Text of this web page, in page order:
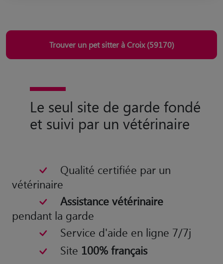
Trouver un pet sitter à Croix (59170)
Le seul site de garde fondé
et suivi par un vétérinaire
Qualité certifiée par un
vétérinaire
Assistance vétérinaire
pendant la garde
Service d'aide en ligne 7/7j
Site 100% français